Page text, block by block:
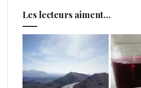
Les lecteurs aiment…